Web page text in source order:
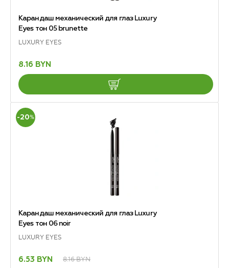
Карандаш механический для глаз Luxury
Eyes тон 05 brunette
LUXURY EYES
8.16 BYN
-20%
Карандаш механический для глаз Luxury
Eyes тон 06 noir
LUXURY EYES
6.53 BYN 8.16 BYN